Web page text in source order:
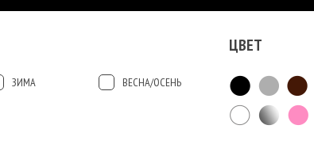
ЗИМА ВЕСНА/ОСЕНЬ
ЦВЕТ